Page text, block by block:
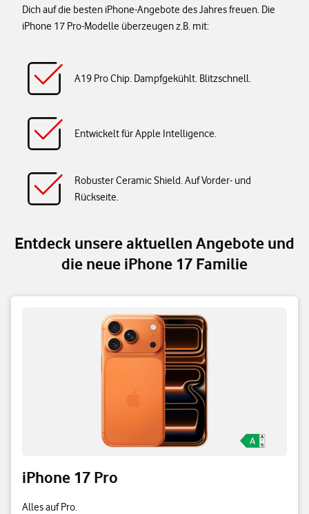
Dich auf die besten iPhone-Angebote des Jahres freuen. Die
iPhone 17 Pro-Modelle überzeugen z.B. mit:
A19 Pro Chip. Dampfgekühlt. Blitzschnell.
Entwickelt für Apple Intelligence.
Robuster Ceramic Shield. Auf Vorder- und
Rückseite.
Entdeck unsere aktuellen Angebote und
die neue iPhone 17 Familie
iPhone 17 Pro
Alles auf Pro.